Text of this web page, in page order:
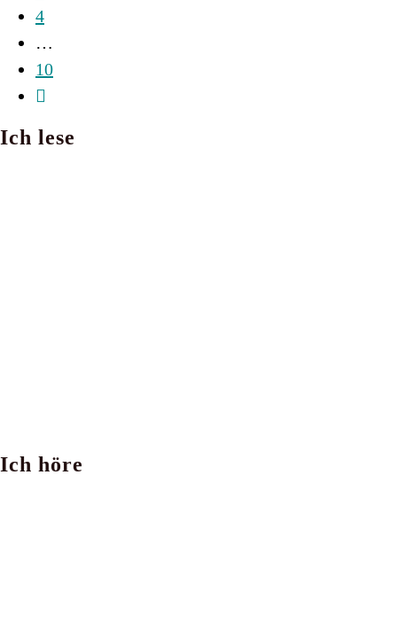
4
…
10
Zur
Seite
Ich lese
Ich höre